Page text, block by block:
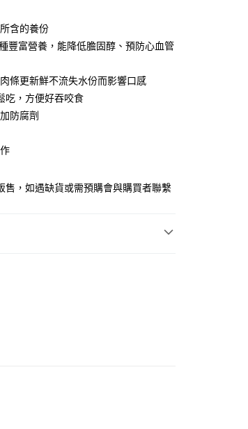
以上)免運費
含的養份
豐富營養，能降低膽固醇、預防心血管
條更新鮮不流失水份而影響口感
吃，方便好吞咬食
防腐劑
，如遇缺貨或需預購會與購買者聯繫